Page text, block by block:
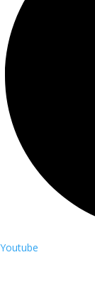
Youtube